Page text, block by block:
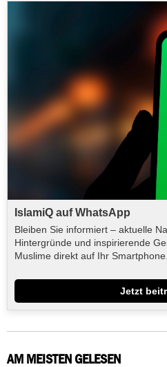
IslamiQ auf WhatsApp
Bleiben Sie informiert – aktuelle
Hintergründe und inspirierende
Muslime direkt auf Ihr Smartphone.
Jetzt
AM MEISTEN GELESEN